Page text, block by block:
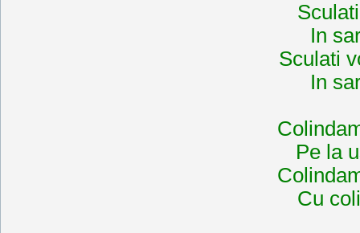
In
Sculati
In
Pe la
Cu